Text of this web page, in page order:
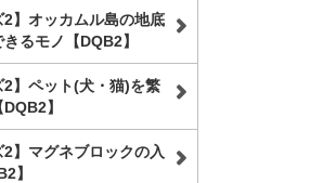
2】オッカムル島の地底
るモノ【DQB2】
2】ペット(犬・猫)を繁
】
2】マグネブロックの入
】